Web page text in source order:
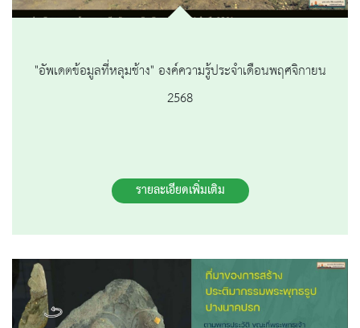
"อัพเดตข้อมูลที่หลุมช้าง" องค์ความรู้ประจำเดือนพฤศจิกายน
2568
รายละเอียดเพิ่มเติม